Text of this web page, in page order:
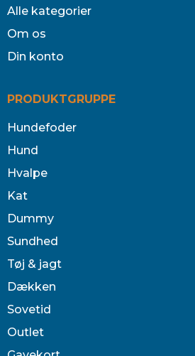
Alle kategorier
Om os
Din konto
PRODUKTGRUPPE
Hundefoder
Hund
Hvalpe
Kat
Dummy
Sundhed
Tøj & jagt
Dækken
Sovetid
Outlet